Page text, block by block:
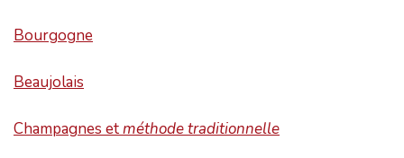
Bourgogne
Beaujolais
Champagnes etméthode traditionnelle